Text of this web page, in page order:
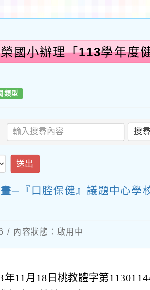
國小辦理「113學年度
類型
搜
送出
─『口腔保健』議題中心學
/ 內容狀態：啟用中
年11月18日桃教體字第